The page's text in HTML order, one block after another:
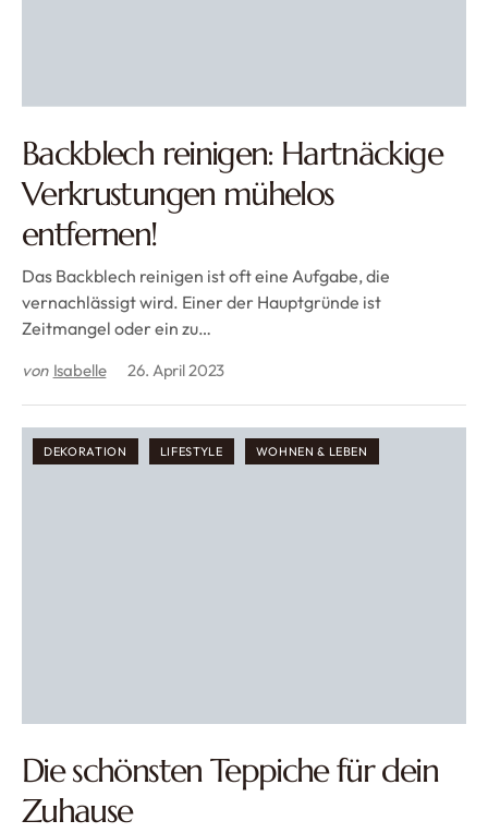
Backblech reinigen: Hartnäckige
Verkrustungen mühelos
entfernen!
Das Backblech reinigen ist oft eine Aufgabe, die
vernachlässigt wird. Einer der Hauptgründe ist
Zeitmangel oder ein zu…
von Isabelle 26. April 2023
DEKORATION LIFESTYLE WOHNEN & LEBEN
Die schönsten Teppiche für dein
Zuhause